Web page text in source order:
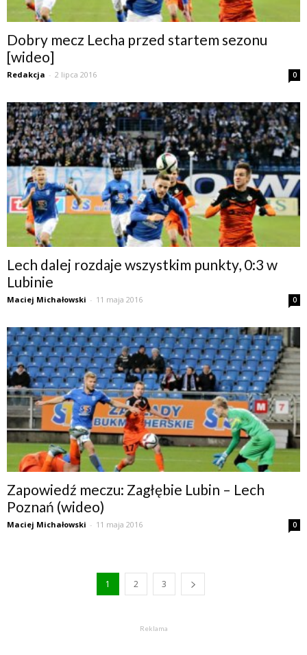
Dobry mecz Lecha przed startem sezonu
[wideo]
Redakcja - 2 lipca 2016 0
Lech dalej rozdaje wszystkim punkty, 0:3 w
Lubinie
Maciej Michałowski - 11 maja 2016 0
Zapowiedź meczu: Zagłębie Lubin – Lech
Poznań (wideo)
Maciej Michałowski - 11 maja 2016 0
1 2 3
Reklama